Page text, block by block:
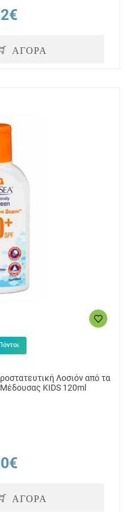
ΑΓΟΡΑ
Πόντοι
KIDS 120ml
ΑΓΟΡΑ